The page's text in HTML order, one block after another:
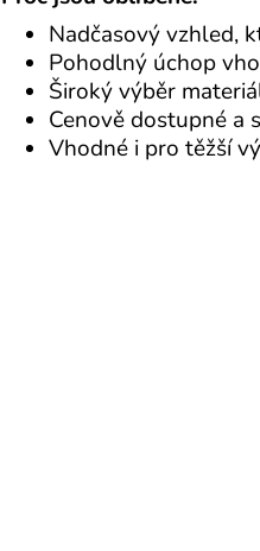
Nadčasový vzhled,
Pohodlný úchop
Široký výběr
Cenově dostupné a
Vhodné i pro těžší